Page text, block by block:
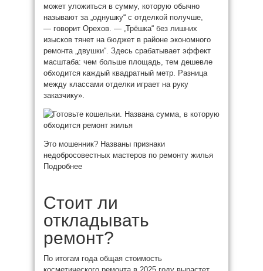
может уложиться в сумму, которую обычно
называют за „однушку“ с отделкой получше,
— говорит Орехов. — „Трёшка“ без лишних
изысков тянет на бюджет в районе экономного
ремонта „двушки“. Здесь срабатывает эффект
масштаба: чем больше площадь, тем дешевле
обходится каждый квадратный метр. Разница
между классами отделки играет на руку
заказчику».
Это мошенник? Названы признаки
недобросовестных мастеров по ремонту жилья
Подробнее
Стоит ли
откладывать
ремонт?
По итогам года общая стоимость